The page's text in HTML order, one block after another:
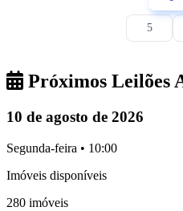
5
Próximos Leilões
10 de agosto de 2026
Segunda-feira • 10:00
Imóveis disponíveis
280 imóveis